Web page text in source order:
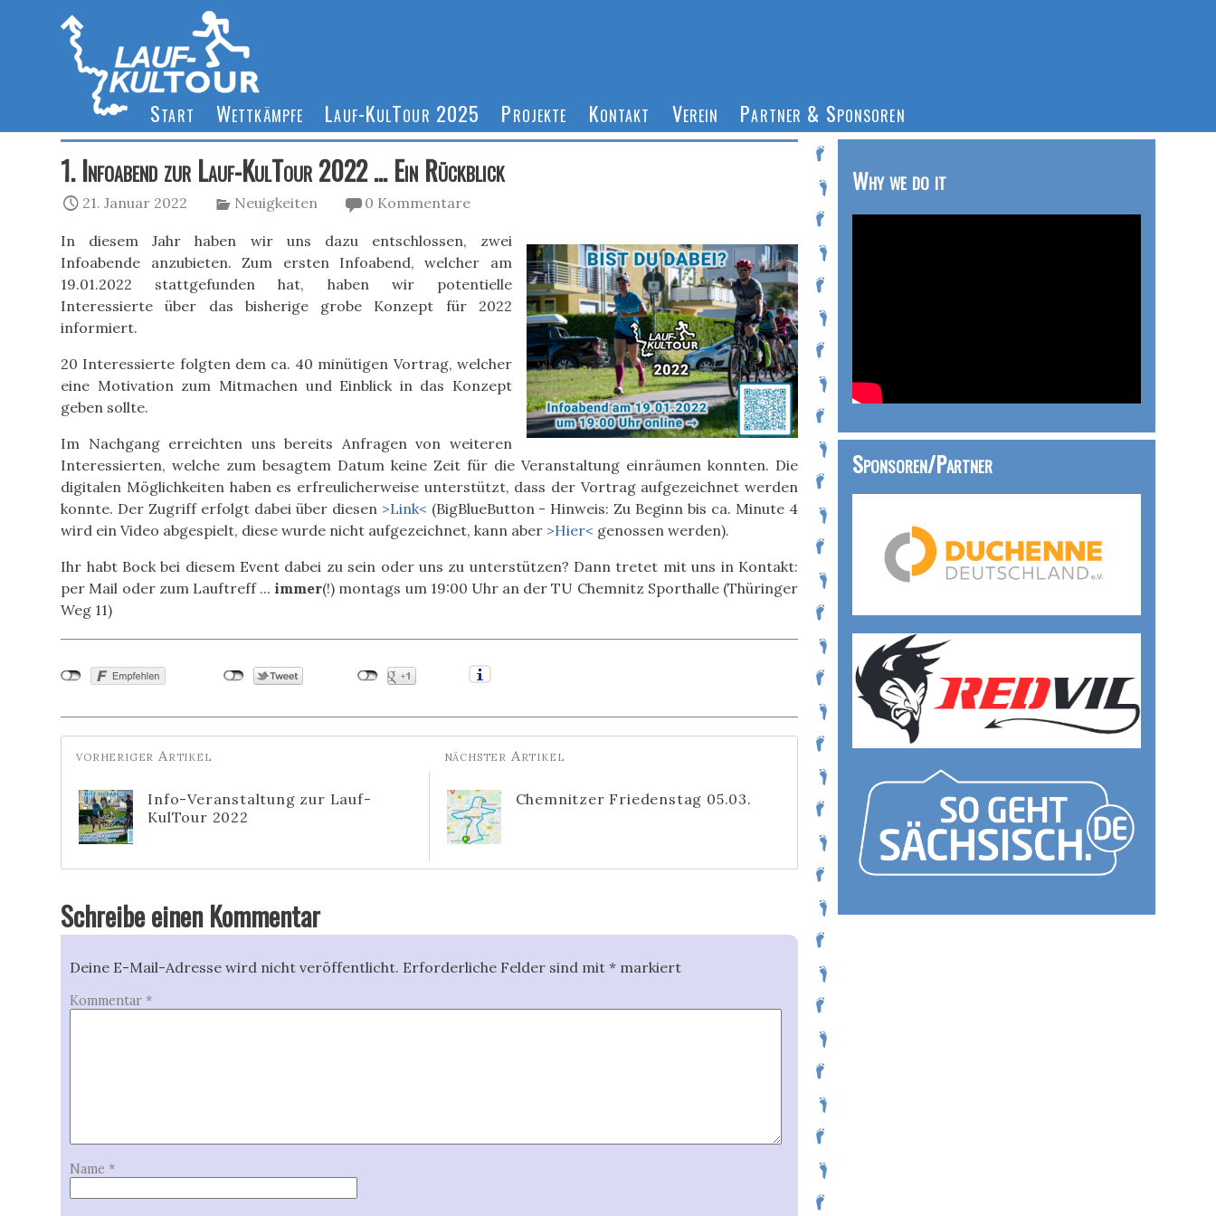
Start Wettkämpfe Lauf-KulTour 2025 Projekte Kontakt Verein Partner & Sponsoren
1. Infoabend zur Lauf-KulTour 2022 … Ein Rückblick
21. Januar 2022 Neuigkeiten 0 Kommentare
In diesem Jahr haben wir uns dazu entschlossen, zwei
Infoabende anzubieten. Zum ersten Infoabend, welcher am
19.01.2022 stattgefunden hat, haben wir potentielle
Interessierte über das bisherige grobe Konzept für 2022
informiert.
20 Interessierte folgten dem ca. 40 minütigen Vortrag, welcher
eine Motivation zum Mitmachen und Einblick in das Konzept
geben sollte.
Im Nachgang erreichten uns bereits Anfragen von weiteren
Interessierten, welche zum besagtem Datum keine Zeit für die Veranstaltung einräumen konnten. Die
digitalen Möglichkeiten haben es erfreulicherweise unterstützt, dass der Vortrag aufgezeichnet werden
konnte. Der Zugriff erfolgt dabei über diesen >Link< (BigBlueButton - Hinweis: Zu Beginn bis ca. Minute 4
wird ein Video abgespielt, diese wurde nicht aufgezeichnet, kann aber >Hier< genossen werden).
Ihr habt Bock bei diesem Event dabei zu sein oder uns zu unterstützen? Dann tretet mit uns in Kontakt:
per Mail oder zum Lauftreff ... immer(!) montags um 19:00 Uhr an der TU Chemnitz Sporthalle (Thüringer
Weg 11)
Info-Veranstaltung zur Lauf-
KulTour 2022
Chemnitzer Friedenstag 05.03.
Schreibe einen Kommentar
Deine E-Mail-Adresse wird nicht veröffentlicht. Erforderliche Felder sind mit* markiert
Kommentar*
Name*
Why we do it
Sponsoren/Partner